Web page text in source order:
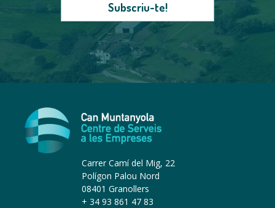
Subscriu-te!
Carrer Camí del Mig, 22
Polígon Palou Nord
08401 Granollers
+ 34 93 861 47 83